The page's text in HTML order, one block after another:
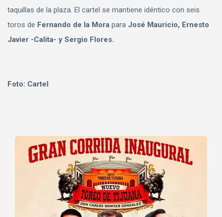
taquillas de la plaza. El cartel se mantiene idéntico con seis
toros de Fernando de la Mora para José Mauricio, Ernesto
Javier -Calita- y Sergio Flores.
Foto: Cartel